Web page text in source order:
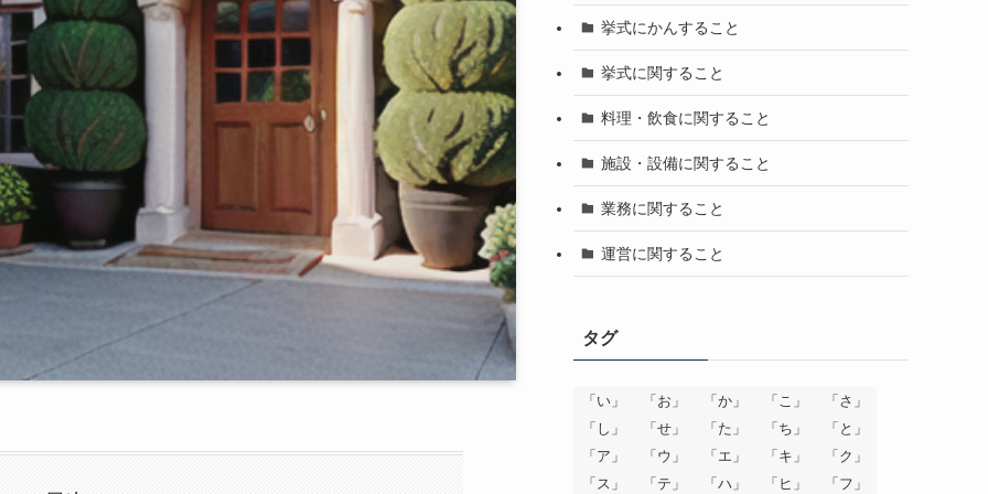
挙式にかんすること
挙式に関すること
料理・飲食に関すること
施設・設備に関すること
業務に関すること
運営に関すること
タグ
「い」 「お」 「か」 「こ」
「さ」
「し」
「せ」 「た」 「ち」
「と」
「ア」
「ウ」 「エ」 「キ」
「ク」
「ス」
「テ」 「ハ」 「ヒ」 「フ」